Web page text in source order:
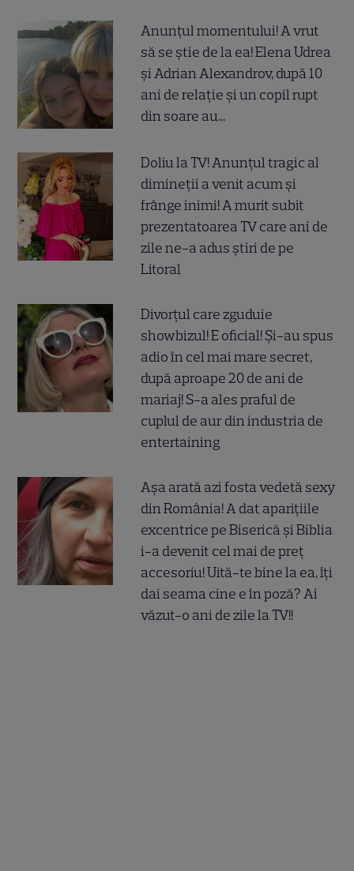
Anunțul momentului! A vrut
să se știe de la ea! Elena Udrea
și Adrian Alexandrov, după 10
ani de relație și un copil rupt
din soare au...
Doliu la TV! Anunțul tragic al
dimineții a venit acum și
frânge inimi! A murit subit
prezentatoarea TV care ani de
zile ne-a adus știri de pe
Litoral
Divorțul care zguduie
showbizul! E oficial! Și-au spus
adio în cel mai mare secret,
după aproape 20 de ani de
mariaj! S-a ales praful de
cuplul de aur din industria de
entertaining
Așa arată azi fosta vedetă sexy
din România! A dat aparițiile
excentrice pe Biserică și Biblia
i-a devenit cel mai de preț
accesoriu! Uită-te bine la ea, îți
dai seama cine e în poză? Ai
văzut-o ani de zile la TV!!